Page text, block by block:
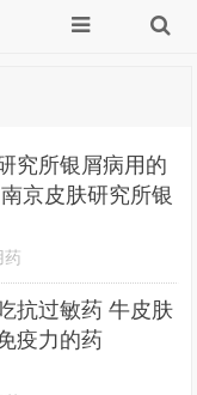
究所银屑病用的
京皮肤研究所银
药
抗过敏药 牛皮肤
疫力的药